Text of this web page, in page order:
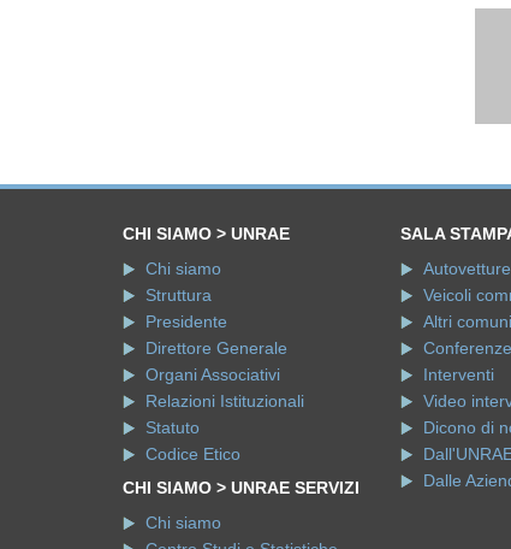
CHI SIAMO > UNRAE
Chi siamo
Struttura
Presidente
Direttore Generale
Organi Associativi
Relazioni Istituzionali
Statuto
Codice Etico
CHI SIAMO > UNRAE SERVIZI
Chi siamo
SALA
Autovetture
Veicoli
Altri
Interventi
Video
Dicono di
Dalle